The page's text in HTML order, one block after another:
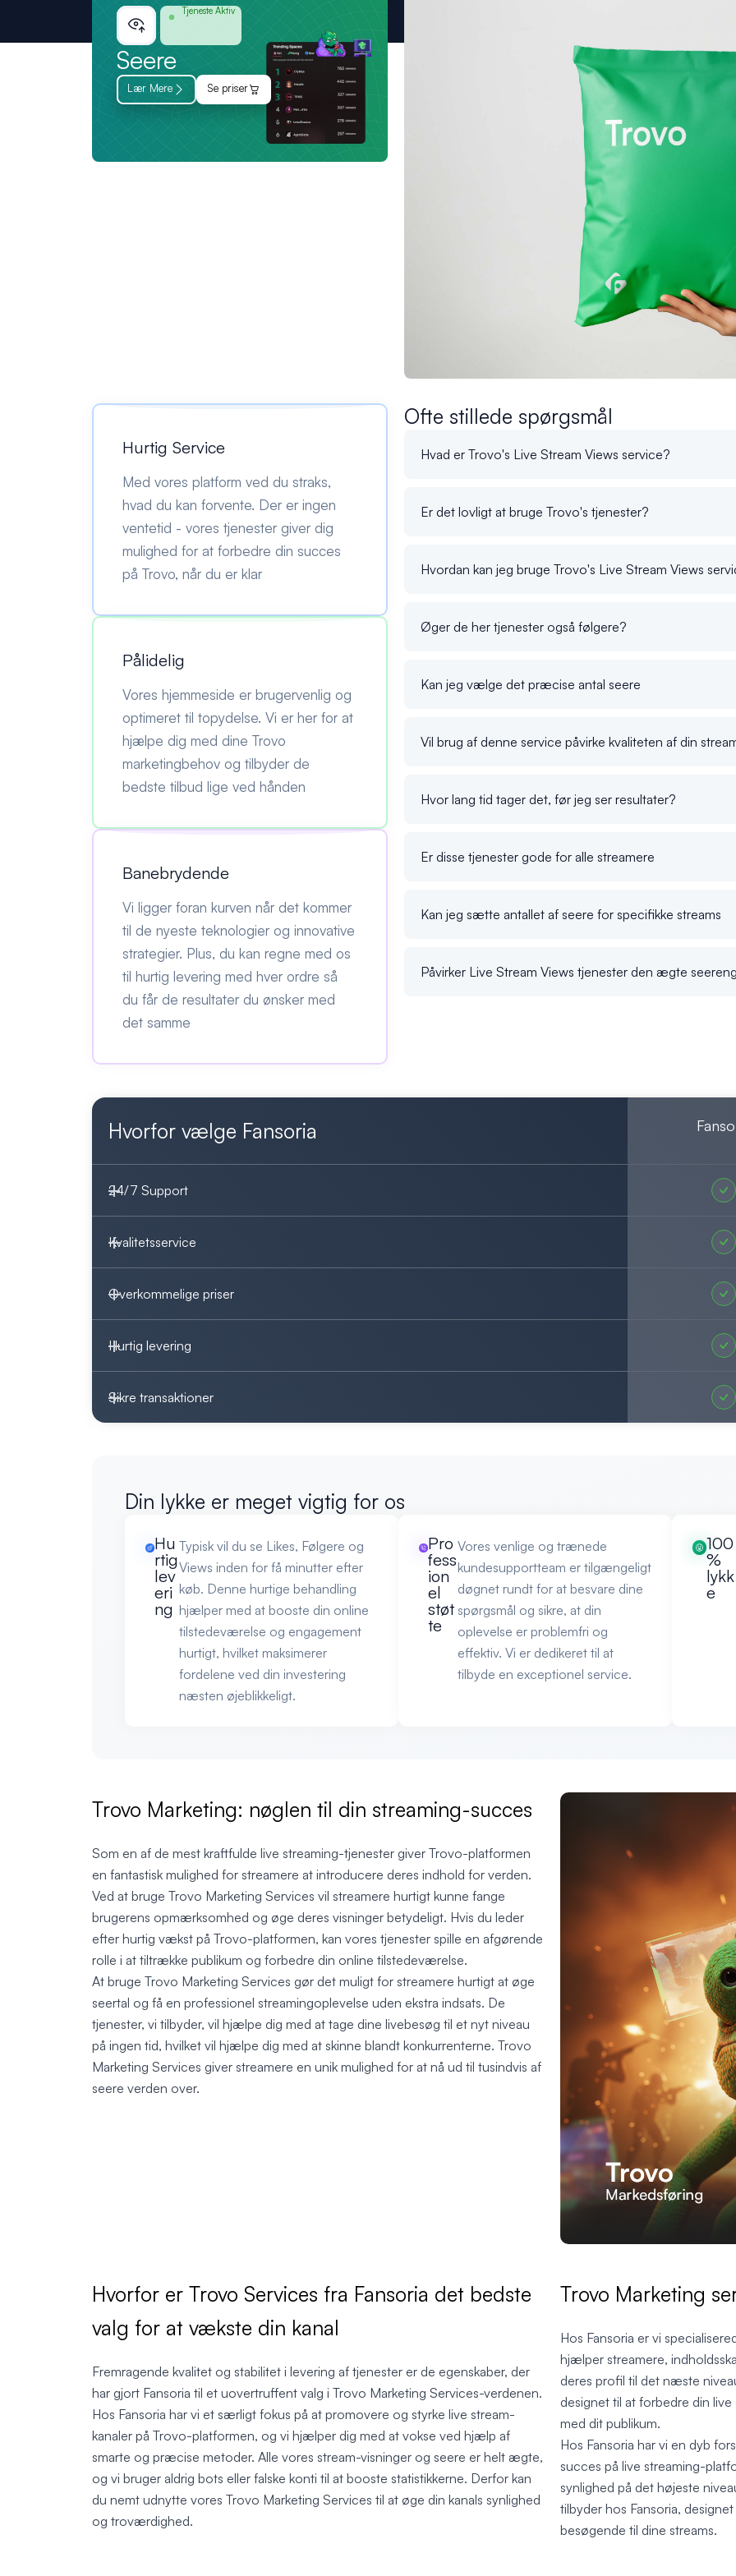
Tjeneste Aktiv
Seere
Lær Mere Se priser
Hurtig Service
Med vores platform ved du straks,
hvad du kan forvente. Der er ingen
ventetid - vores tjenester giver dig
mulighed for at forbedre din succes
på Trovo, når du er klar
Pålidelig
Vores hjemmeside er brugervenlig og
optimeret til topydelse. Vi er her for at
hjælpe dig med dine Trovo
marketingbehov og tilbyder de
bedste tilbud lige ved hånden
Banebrydende
Vi ligger foran kurven når det kommer
til de nyeste teknologier og innovative
strategier. Plus, du kan regne med os
til hurtig levering med hver ordre så
du får de resultater du ønsker med
det samme
Ofte stillede spørgsmål
Hvad er Trovo's Live Stream Views service?
Er det lovligt at bruge Trovo's tjenester?
Hvordan kan jeg bruge Trovo's Live Stream Views
Øger de her tjenester også følgere?
Kan jeg vælge det præcise antal seere
Vil brug af denne service påvirke kvaliteten af din
Hvor lang tid tager det, før jeg ser resultater?
Er disse tjenester gode for alle streamere
Kan jeg sætte antallet af seere for specifikke streams
Påvirker Live Stream Views tjenester den ægte
Hvorfor vælge Fansoria
24/7 Support
Kvalitetsservice
Overkommelige priser
Hurtig levering
Sikre transaktioner
Din lykke er meget vigtig for os
Hu
rtig
lev
eri
ng
Typisk vil du se Likes, Følgere og
Views inden for få minutter efter
køb. Denne hurtige behandling
hjælper med at booste din online
tilstedeværelse og engagement
hurtigt, hvilket maksimerer
fordelene ved din investering
næsten øjeblikkeligt.
Pro
fess
ion
el
støt
te
Vores venlige og trænede
kundesupportteam er tilgængeligt
døgnet rundt for at besvare dine
spørgsmål og sikre, at din
oplevelse er problemfri og
effektiv. Vi er dedikeret til at
tilbyde en exceptionel service.
100
%
lykk
e
Trovo Marketing: nøglen til din streaming-succes
Som en af de mest kraftfulde live streaming-tjenester giver Trovo-platformen
en fantastisk mulighed for streamere at introducere deres indhold for verden.
Ved at bruge Trovo Marketing Services vil streamere hurtigt kunne fange
brugerens opmærksomhed og øge deres visninger betydeligt. Hvis du leder
efter hurtig vækst på Trovo-platformen, kan vores tjenester spille en afgørende
rolle i at tiltrække publikum og forbedre din online tilstedeværelse.
At bruge Trovo Marketing Services gør det muligt for streamere hurtigt at øge
seertal og få en professionel streamingoplevelse uden ekstra indsats. De
tjenester, vi tilbyder, vil hjælpe dig med at tage dine livebesøg til et nyt niveau
på ingen tid, hvilket vil hjælpe dig med at skinne blandt konkurrenterne. Trovo
Marketing Services giver streamere en unik mulighed for at nå ud til tusindvis af
seere verden over.
Hvorfor er Trovo Services fra Fansoria det bedste
valg for at vækste din kanal
Fremragende kvalitet og stabilitet i levering af tjenester er de egenskaber, der
har gjort Fansoria til et uovertruffent valg i Trovo Marketing Services-verdenen.
Hos Fansoria har vi et særligt fokus på at promovere og styrke live stream-
kanaler på Trovo-platformen, og vi hjælper dig med at vokse ved hjælp af
smarte og præcise metoder. Alle vores stream-visninger og seere er helt ægte,
og vi bruger aldrig bots eller falske konti til at booste statistikkerne. Derfor kan
du nemt udnytte vores Trovo Marketing Services til at øge din kanals synlighed
og troværdighed.
Trovo Marketing
Hos Fansoria er vi
hjælper streamere,
deres profil til det næste
designet til at forbedre din
med dit publikum.
Hos Fansoria har vi en dyb
succes på live streaming-
synlighed på det højeste
tilbyder hos Fansoria,
besøgende til dine streams.